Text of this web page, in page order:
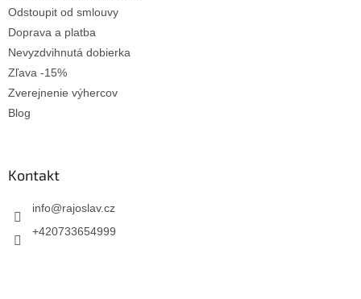
Odstoupit od smlouvy
Doprava a platba
Nevyzdvihnutá dobierka
Zľava -15%
Zverejnenie výhercov
Blog
Kontakt
info@rajoslav.cz
+420733654999